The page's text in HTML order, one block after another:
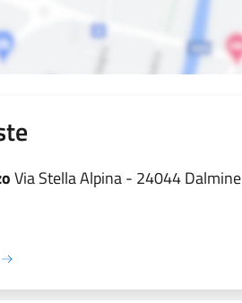
Via Stella Alpina - 24044